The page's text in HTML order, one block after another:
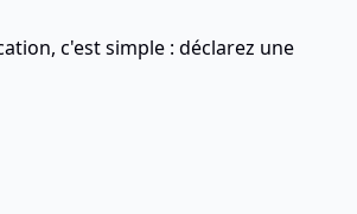
c'est simple : déclarez une